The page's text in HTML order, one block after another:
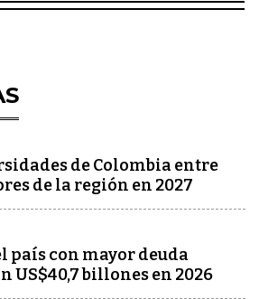
de Colombia entre
de la región en 2027
país con mayor deuda
US$40,7 billones en 2026